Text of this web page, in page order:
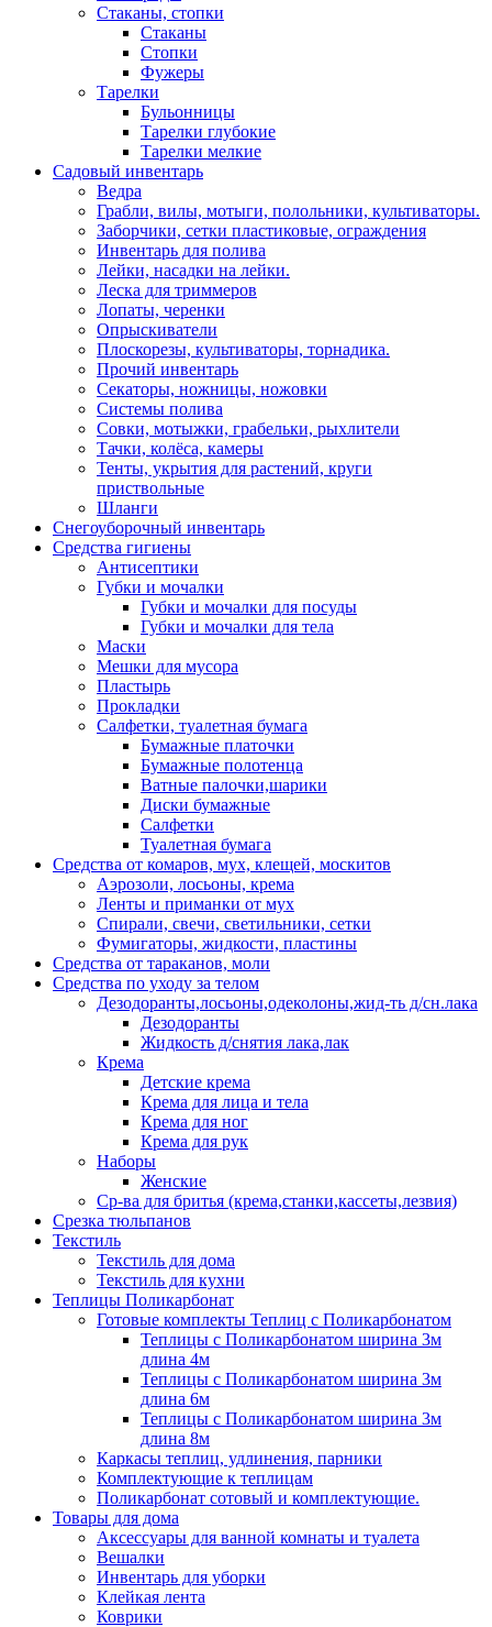
Стаканы, стопки
Стаканы
Стопки
Фужеры
Тарелки
Бульонницы
Тарелки глубокие
Тарелки мелкие
Садовый инвентарь
Ведра
Грабли, вилы, мотыги, полольники, культиваторы.
Заборчики, сетки пластиковые, ограждения
Инвентарь для полива
Лейки, насадки на лейки.
Леска для триммеров
Лопаты, черенки
Опрыскиватели
Плоскорезы, культиваторы, торнадика.
Прочий инвентарь
Секаторы, ножницы, ножовки
Системы полива
Совки, мотыжки, грабельки, рыхлители
Тачки, колёса, камеры
Тенты, укрытия для растений, круги
приствольные
Шланги
Снегоуборочный инвентарь
Средства гигиены
Антисептики
Губки и мочалки
Губки и мочалки для посуды
Губки и мочалки для тела
Маски
Мешки для мусора
Пластырь
Прокладки
Салфетки, туалетная бумага
Бумажные платочки
Бумажные полотенца
Ватные палочки,шарики
Диски бумажные
Салфетки
Туалетная бумага
Средства от комаров, мух, клещей, москитов
Аэрозоли, лосьоны, крема
Ленты и приманки от мух
Спирали, свечи, светильники, сетки
Фумигаторы, жидкости, пластины
Средства от тараканов, моли
Средства по уходу за телом
Дезодоранты,лосьоны,одеколоны,жид-ть д/сн.лака
Дезодоранты
Жидкость д/снятия лака,лак
Крема
Детские крема
Крема для лица и тела
Крема для ног
Крема для рук
Наборы
Женские
Ср-ва для бритья (крема,станки,кассеты,лезвия)
Срезка тюльпанов
Текстиль
Текстиль для дома
Текстиль для кухни
Теплицы Поликарбонат
Готовые комплекты Теплиц с Поликарбонатом
Теплицы с Поликарбонатом ширина 3м
длина 4м
Теплицы с Поликарбонатом ширина 3м
длина 6м
Теплицы с Поликарбонатом ширина 3м
длина 8м
Каркасы теплиц, удлинения, парники
Комплектующие к теплицам
Поликарбонат сотовый и комплектующие.
Товары для дома
Аксессуары для ванной комнаты и туалета
Вешалки
Инвентарь для уборки
Клейкая лента
Коврики